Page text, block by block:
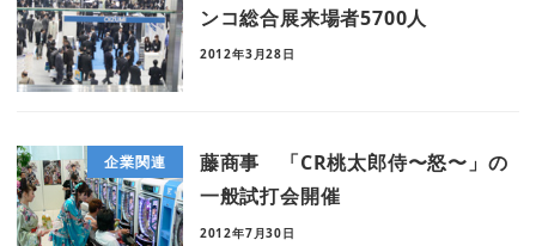
ンコ総合展来場者5700人
2012年3月28日
企業関連
藤商事 「CR桃太郎侍〜怒〜」の
一般試打会開催
2012年7月30日